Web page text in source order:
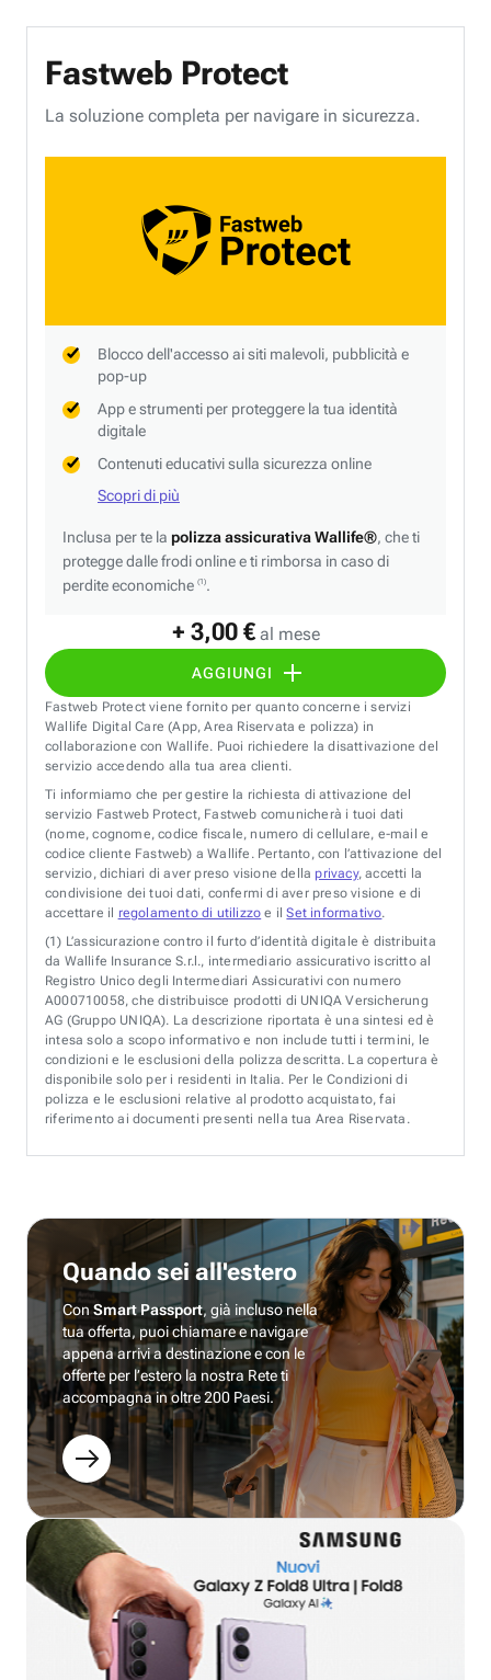
Fastweb Protect
+ 3,00 € al mese
AGGIUNGI
La soluzione completa per navigare in sicurezza.
Blocco dell'accesso ai siti malevoli, pubblicità e
pop-up
App e strumenti per proteggere la tua identità
digitale
Contenuti educativi sulla sicurezza online
Scopri di più
Inclusa per te la polizza assicurativa Wallife®, che ti
protegge dalle frodi online e ti rimborsa in caso di
perdite economiche (1).
Fastweb Protect viene fornito per quanto concerne i servizi
Wallife Digital Care (App, Area Riservata e polizza) in
collaborazione con Wallife. Puoi richiedere la disattivazione del
servizio accedendo alla tua area clienti.
Ti informiamo che per gestire la richiesta di attivazione del
servizio Fastweb Protect, Fastweb comunicherà i tuoi dati
(nome, cognome, codice fiscale, numero di cellulare, e-mail e
codice cliente Fastweb) a Wallife. Pertanto, con l’attivazione del
servizio, dichiari di aver preso visione della privacy, accetti la
condivisione dei tuoi dati, confermi di aver preso visione e di
accettare il regolamento di utilizzo e ilSet informativo.
(1) L’assicurazione contro il furto d’identità digitale è distribuita
da Wallife Insurance S.r.l., intermediario assicurativo iscritto al
Registro Unico degli Intermediari Assicurativi con numero
A000710058, che distribuisce prodotti di UNIQA Versicherung
AG (Gruppo UNIQA). La descrizione riportata è una sintesi ed è
intesa solo a scopo informativo e non include tutti i termini, le
condizioni e le esclusioni della polizza descritta. La copertura è
disponibile solo per i residenti in Italia. Per le Condizioni di
polizza e le esclusioni relative al prodotto acquistato, fai
riferimento ai documenti presenti nella tua Area Riservata.
Quando sei all'estero
ConSmart Passport, già incluso nella
tua offerta, puoi chiamare e navigare
appena arrivi a destinazione e con le
offerte per l’estero la nostra Rete ti
accompagna in oltre 200 Paesi.